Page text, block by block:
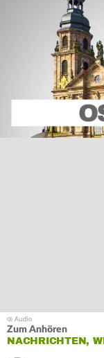
Zum Anhören
NACHRICHTEN,